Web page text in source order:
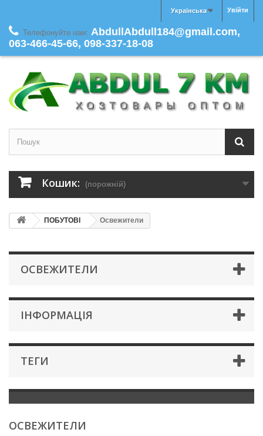
Увійти
Українська
Телефонуйте нам: AbdullAbdull184@gmail.com,
063-466-45-66, 098-337-18-08
Кошик: (порожній)
ПОБУТОВІ Освежители
ОСВЕЖИТЕЛИ
IНФОРМАЦIЯ
ТЕГИ
ОСВЕЖИТЕЛИ